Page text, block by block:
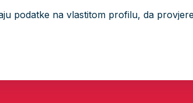
podatke na vlastitom profilu, da